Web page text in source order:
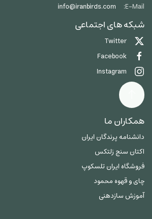
E-Mail:
info@iranbirds.com
شبکه های اجتماعی
Twitter
Facebook
Instagram
همکاران ما
دانشنامه پرندگان ایران
اکتان سنج زلتکس
فروشگاه ایران تلسکوپ
چای و قهوه محمود
آموزش سازدهنی